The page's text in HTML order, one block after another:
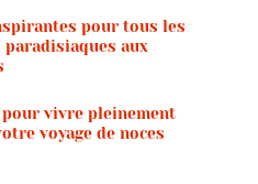
pour tous les
paradisiaques aux
vivre pleinement
voyage de noces